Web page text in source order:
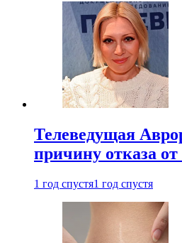
Телеведущая
причину отказа от
1 год спустя1 год спустя